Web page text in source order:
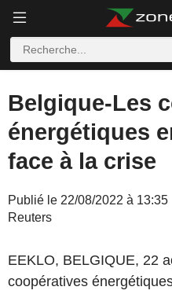
Belgique-Les
énergétiques
face à la crise
Publié le 22/08/2022 à 13:35
Reuters
EEKLO, BELGIQUE, 22
coopératives